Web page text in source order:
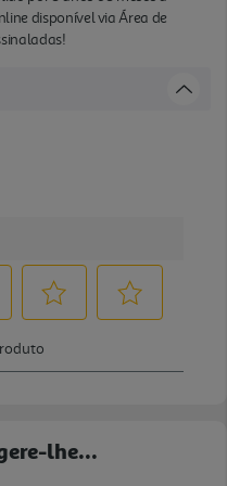
disponível via Área de
lhe...